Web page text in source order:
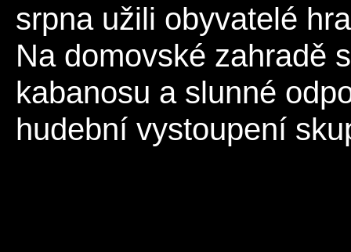
srpna užili obyvatelé
Na domovské zahradě
kabanosu a slunné
hudební vystoupení